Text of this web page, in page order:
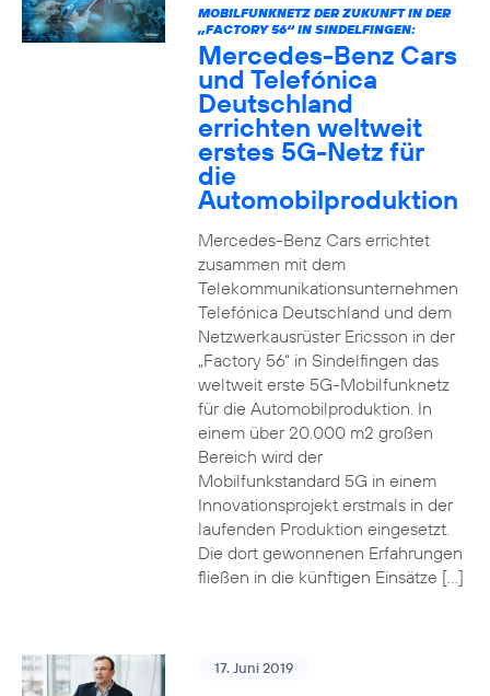
MOBILFUNKNETZ DER ZUKUNFT IN DER
„FACTORY 56“ IN SINDELFINGEN:
Mercedes-Benz Cars
und Telefónica
Deutschland
errichten weltweit
erstes 5G-Netz für
die
Automobilproduktion
Mercedes-Benz Cars errichtet
zusammen mit dem
Telekommunikationsunternehmen
Telefónica Deutschland und dem
Netzwerkausrüster Ericsson in der
„Factory 56“ in Sindelfingen das
weltweit erste 5G-Mobilfunknetz
für die Automobilproduktion. In
einem über 20.000 m2 großen
Bereich wird der
Mobilfunkstandard 5G in einem
Innovationsprojekt erstmals in der
laufenden Produktion eingesetzt.
Die dort gewonnenen Erfahrungen
fließen in die künftigen Einsätze […]
17. Juni 2019